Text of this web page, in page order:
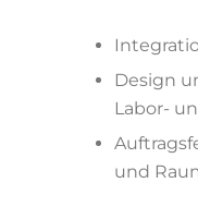
Design
Labor-
und